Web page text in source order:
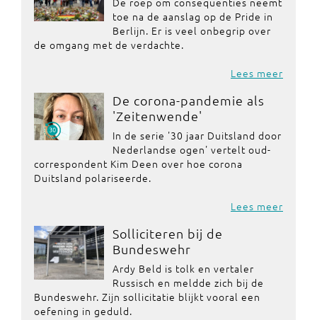
toe na de aanslag op de Pride in
Berlijn. Er is veel onbegrip over
de omgang met de verdachte.
Lees meer
De corona-pandemie als
'Zeitenwende'
In de serie '30 jaar Duitsland door
Nederlandse ogen' vertelt oud-
correspondent Kim Deen over hoe corona
Duitsland polariseerde.
Lees meer
Solliciteren bij de
Bundeswehr
Ardy Beld is tolk en vertaler
Russisch en meldde zich bij de
Bundeswehr. Zijn sollicitatie blijkt vooral een
oefening in geduld.